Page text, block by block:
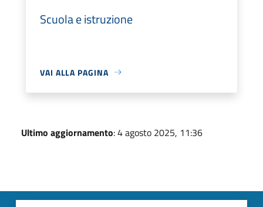
Scuola e istruzione
VAI ALLA PAGINA
Ultimo aggiornamento: 4 agosto 2025, 11:36